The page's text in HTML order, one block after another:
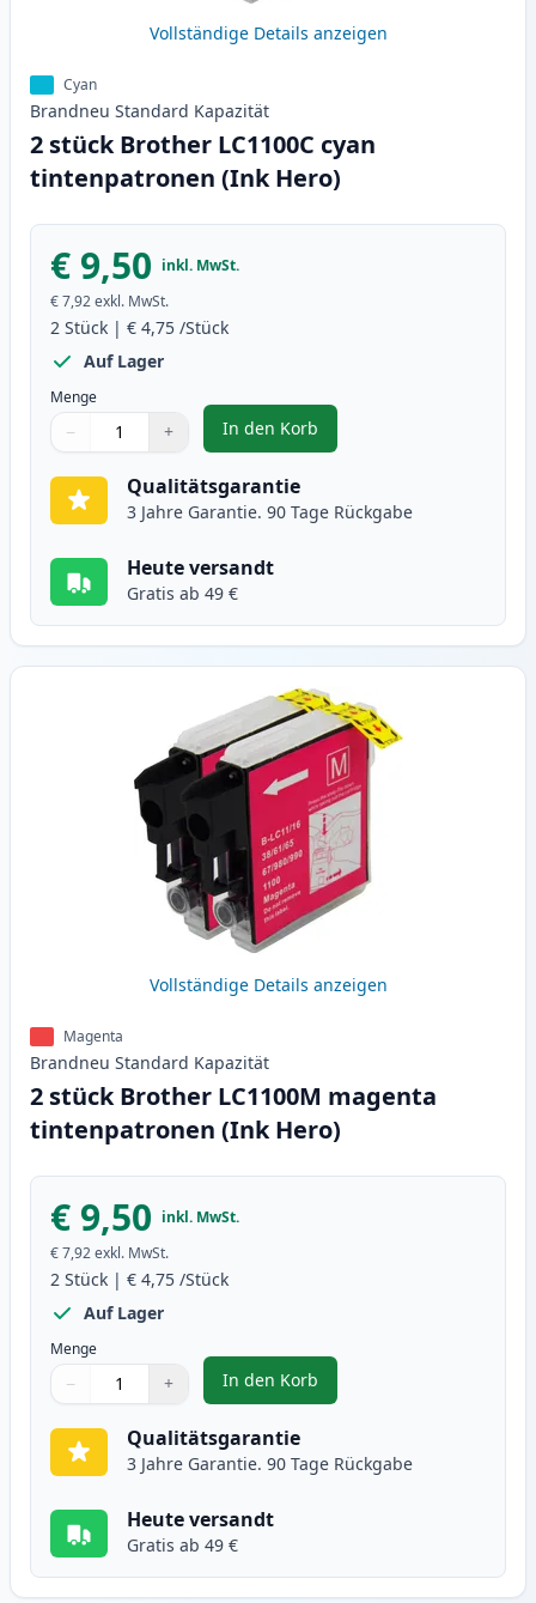
Vollständige Details anzeigen
Cyan
Brandneu Standard Kapazität
2 stück Brother LC1100C cyan
tintenpatronen (Ink Hero)
€ 9,50 inkl. MwSt.
€ 7,92exkl. MwSt.
2 Stück | € 4,75 /Stück
Auf Lager
Menge
Verwenden Sie die Tasten, um anzupassen
− +
1
In den Korb
, 2 stück Brother LC1100C cyan
Qualitätsgarantie
3 Jahre Garantie. 90 Tage Rückgabe
Heute versandt
Gratis ab 49 €
Vollständige Details anzeigen
Magenta
Brandneu Standard Kapazität
2 stück Brother LC1100M magenta
tintenpatronen (Ink Hero)
€ 9,50 inkl. MwSt.
€ 7,92exkl. MwSt.
2 Stück | € 4,75 /Stück
Auf Lager
Menge
Verwenden Sie die Tasten, um anzupassen
− +
1
In den Korb
, 2 stück Brother LC1100M
Qualitätsgarantie
3 Jahre Garantie. 90 Tage Rückgabe
Heute versandt
Gratis ab 49 €